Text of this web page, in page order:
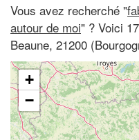
Vous avez recherché "
autour de moi" ? Voici
Beaune, 21200
+
−